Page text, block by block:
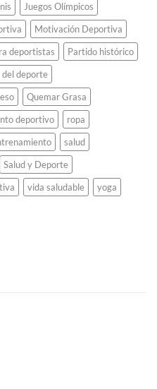
Juegos Olímpicos
Motivación Deportiva
deportistas
Partido histórico
del deporte
Quemar Grasa
deportivo
ropa
salud
Salud y Deporte
vida saludable yoga